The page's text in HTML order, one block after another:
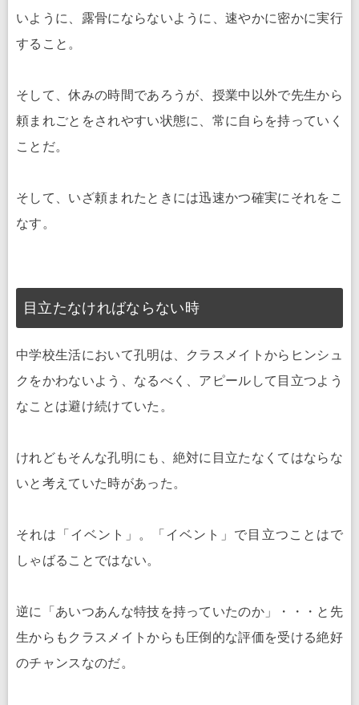
いように、露骨にならないように、速やかに密かに実行
すること。
そして、休みの時間であろうが、授業中以外で先生から
頼まれごとをされやすい状態に、常に自らを持っていく
ことだ。
そして、いざ頼まれたときには迅速かつ確実にそれをこ
なす。
目立たなければならない時
中学校生活において孔明は、クラスメイトからヒンシュ
クをかわないよう、なるべく、アピールして目立つよう
なことは避け続けていた。
けれどもそんな孔明にも、絶対に目立たなくてはならな
いと考えていた時があった。
それは「イベント」。「イベント」で目立つことはで
しゃばることではない。
逆に「あいつあんな特技を持っていたのか」・・・と先
生からもクラスメイトからも圧倒的な評価を受ける絶好
のチャンスなのだ。